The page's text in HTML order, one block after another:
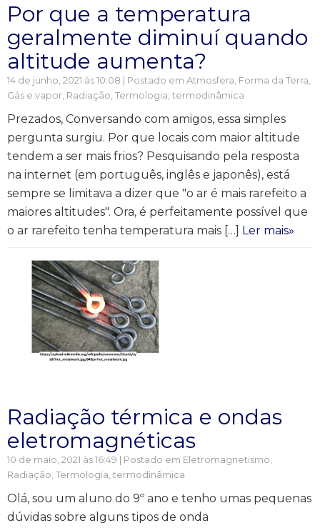
Por que a temperatura
geralmente diminuí quando
altitude aumenta?
14 de junho, 2021 às 10:08 | Postado em Atmosfera, Forma da Terra,
Gás e vapor, Radiação, Termologia, termodinâmica
Prezados, Conversando com amigos, essa simples
pergunta surgiu. Por que locais com maior altitude
tendem a ser mais frios? Pesquisando pela resposta
na internet (em português, inglês e japonês), está
sempre se limitava a dizer que "o ar é mais rarefeito a
maiores altitudes". Ora, é perfeitamente possível que
o ar rarefeito tenha temperatura mais […] Ler mais»
Radiação térmica e ondas
eletromagnéticas
10 de maio, 2021 às 16:49 | Postado em Eletromagnetismo,
Radiação, Termologia, termodinâmica
Olá, sou um aluno do 9º ano e tenho umas pequenas
dúvidas sobre alguns tipos de onda